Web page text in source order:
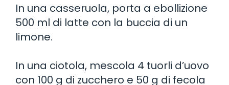
In una casseruola, porta a ebollizione
500 ml di latte con la buccia di un
limone.
In una ciotola, mescola 4 tuorli d’uovo
con 100 g di zucchero e 50 g di fecola